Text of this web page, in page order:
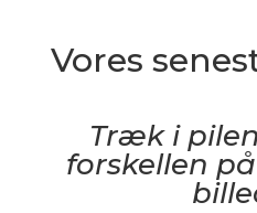
Vores
Træk i
forskellen